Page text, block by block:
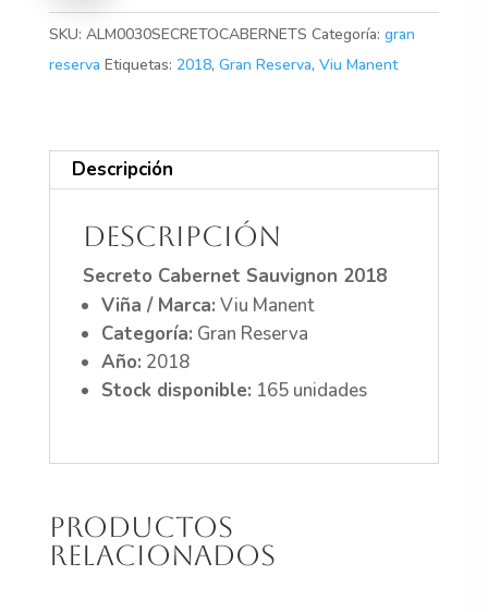
SKU: ALM0030SECRETOCABERNETS Categoría: gran
reserva Etiquetas: 2018, Gran Reserva, Viu Manent
Descripción
Descripción
Secreto Cabernet Sauvignon 2018
Viña / Marca: Viu Manent
Categoría: Gran Reserva
Año: 2018
Stock disponible: 165 unidades
Productos
relacionados